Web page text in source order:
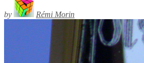
by Rémi Morin